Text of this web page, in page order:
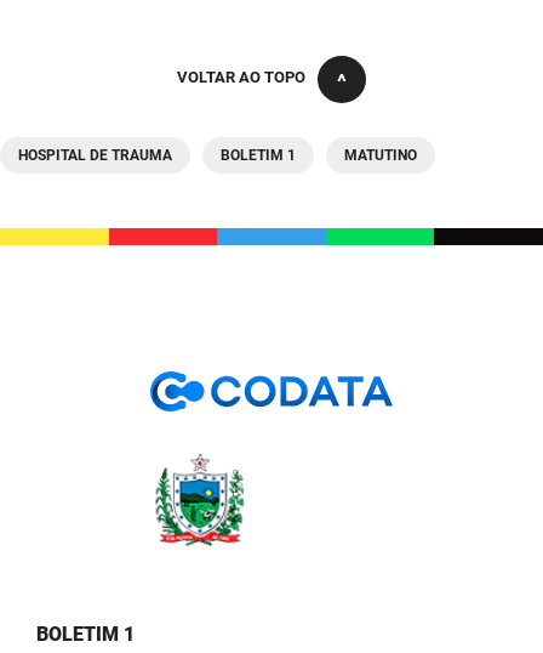
VOLTAR AO TOPO
HOSPITAL DE TRAUMA BOLETIM 1 MATUTINO
BOLETIM 1